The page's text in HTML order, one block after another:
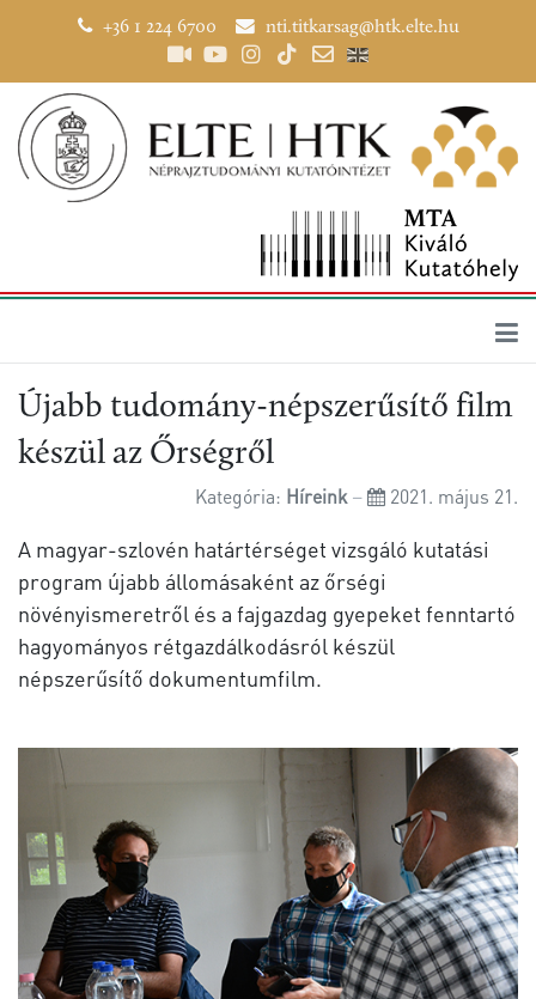
+36 1 224 6700 nti.titkarsag@htk.elte.hu
Újabb tudomány-népszerűsítő film
készül az Őrségről
Kategória: Híreink 2021. május 21.
A magyar-szlovén határtérséget vizsgáló kutatási
program újabb állomásaként az őrségi
növényismeretről és a fajgazdag gyepeket fenntartó
hagyományos rétgazdálkodásról készül
népszerűsítő dokumentumfilm.